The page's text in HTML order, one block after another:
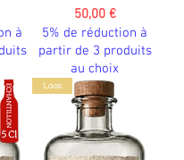
à
Prix
50,00 €
5% de réduction à
partir de 3 produits
au choix
Laos